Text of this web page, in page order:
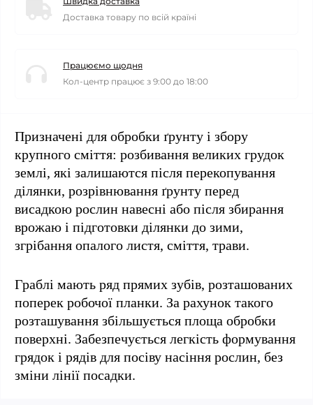
Доставка товару по всій країні
Працюємо щодня
Кол-центр працює з 9:00 до 18:00
Призначені для обробки ґрунту і збору
крупного сміття: розбивання великих грудок
землі, які залишаются після перекопування
ділянки, розрівнювання ґрунту перед
висадкою рослин навесні або після збирання
врожаю і підготовки ділянки до зими,
згрібання опалого листя, сміття, трави.
Граблі мають ряд прямих зубів, розташованих
поперек робочої планки. За рахунок такого
розташування збільшується площа обробки
поверхні. Забезпечується легкість формування
грядок і рядів для посіву насіння рослин, без
зміни лінії посадки.